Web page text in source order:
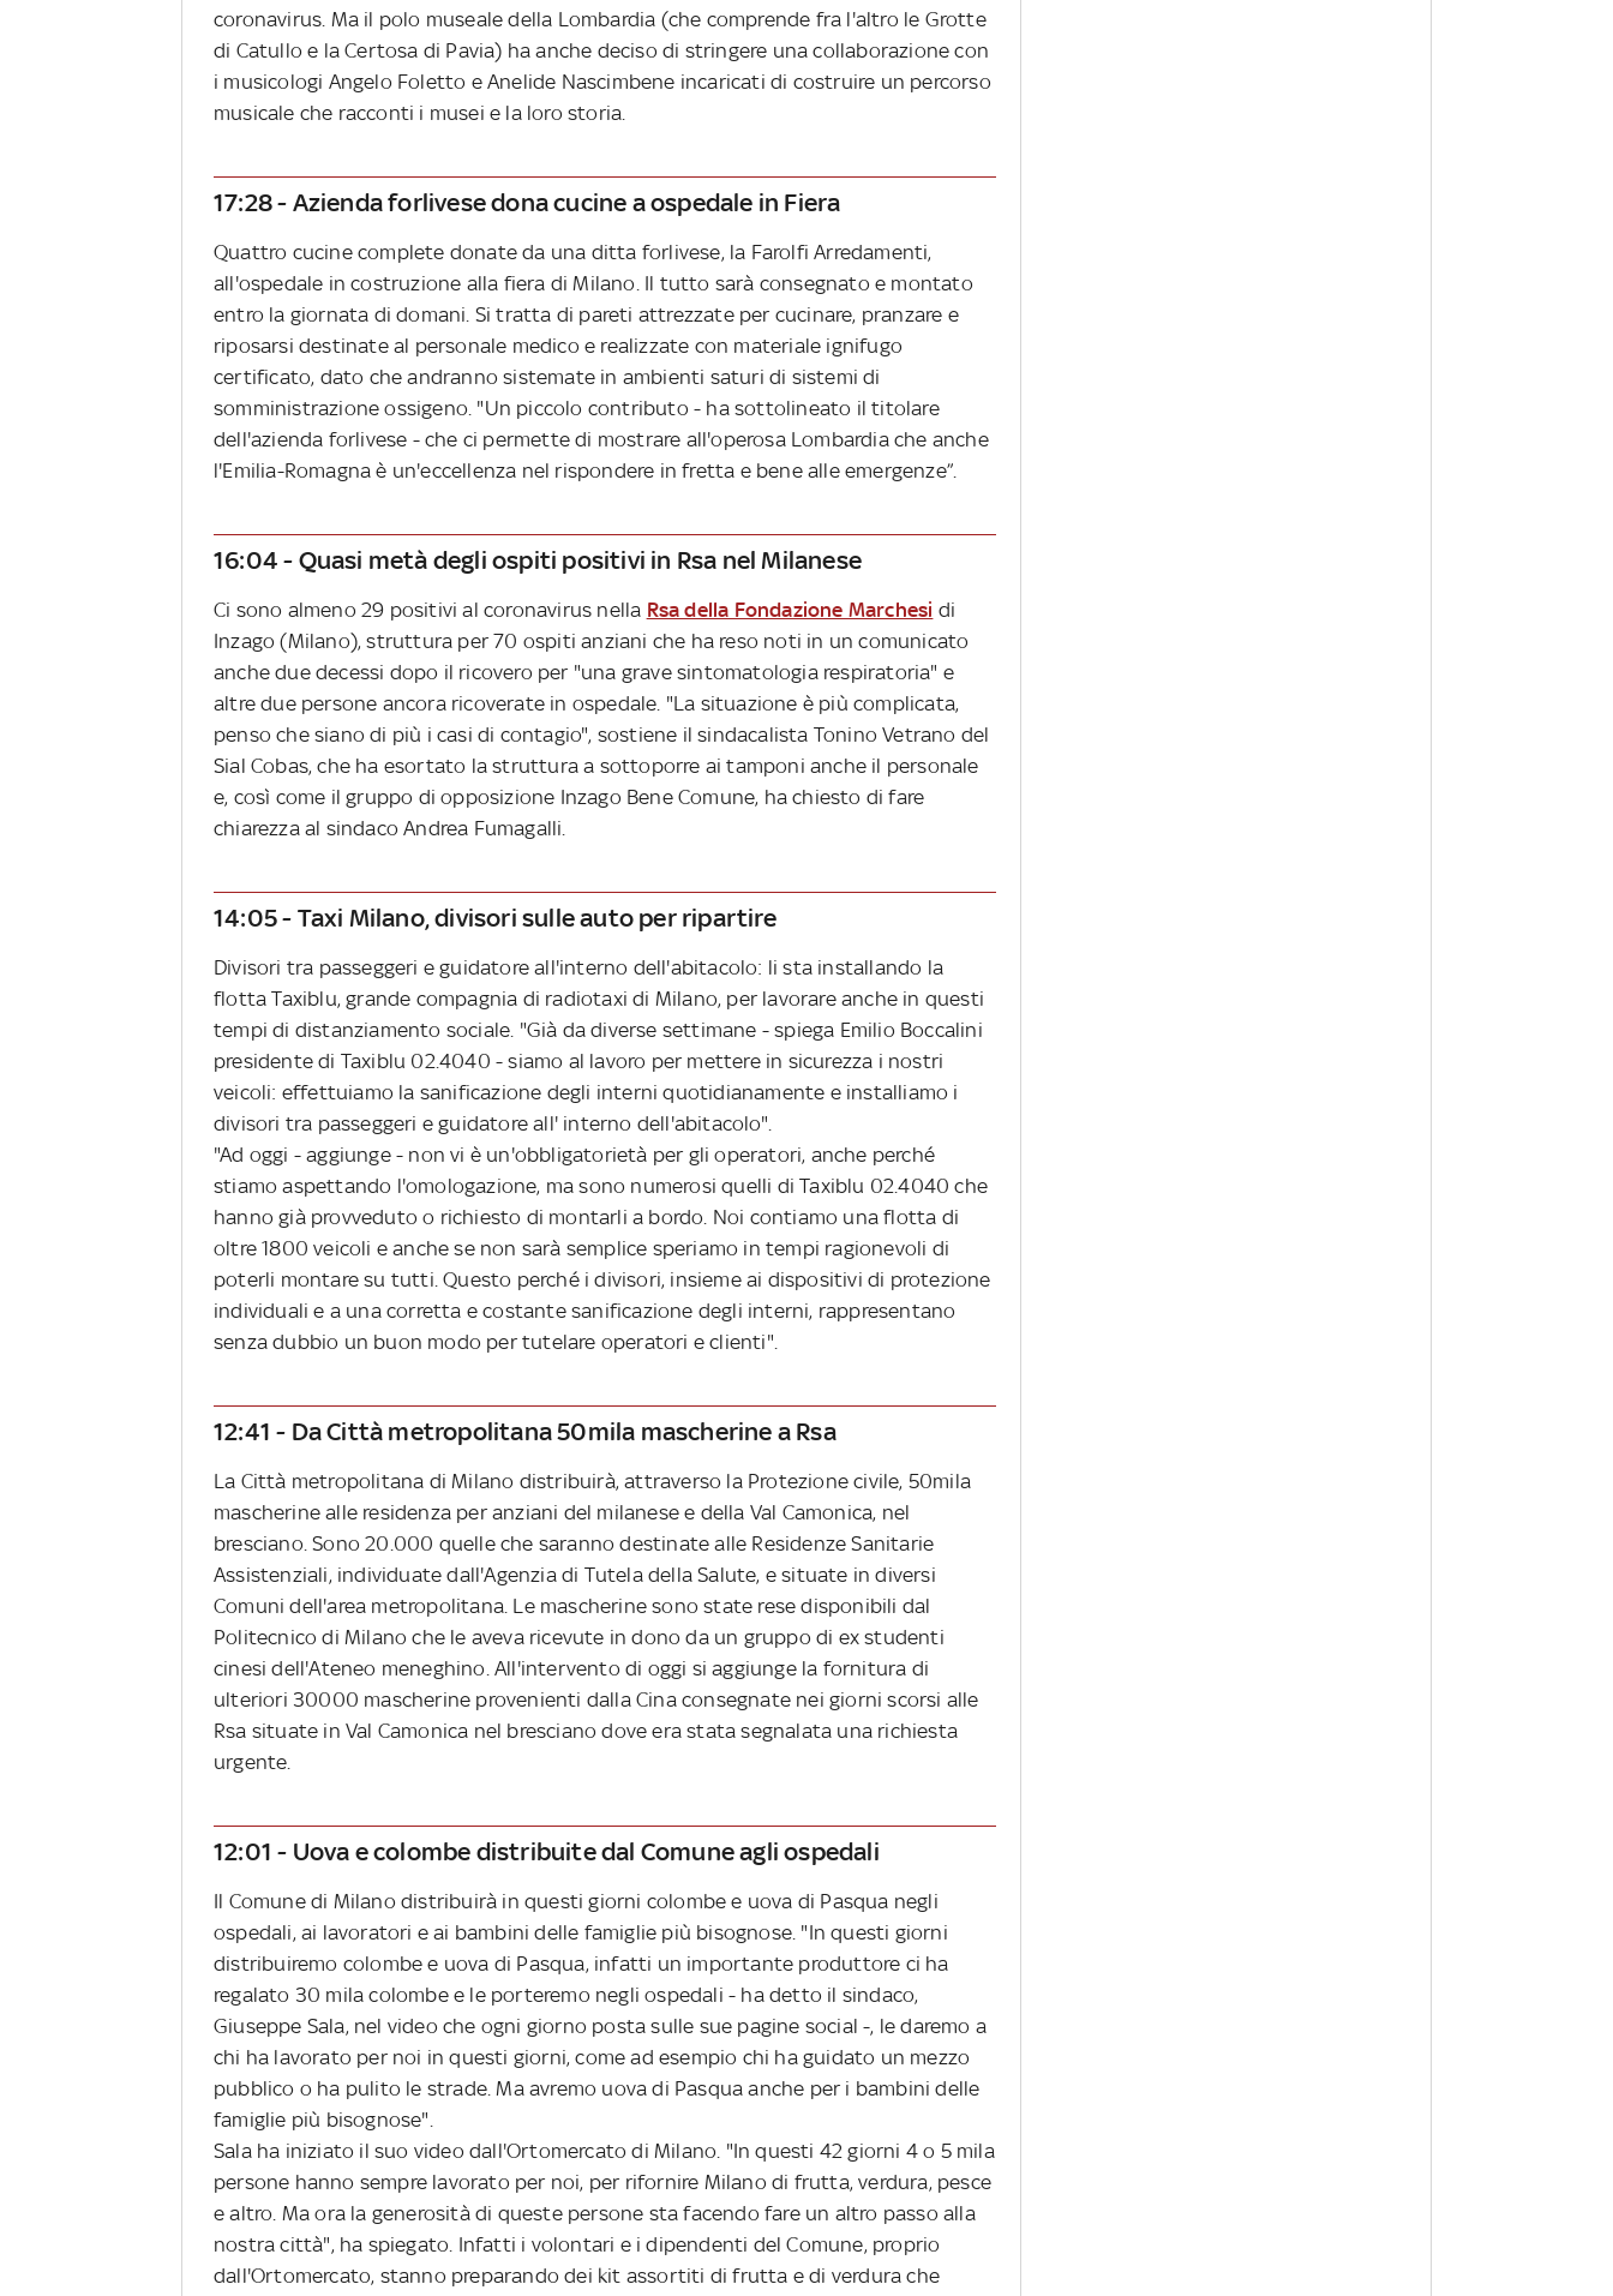
coronavirus. Ma il polo museale della Lombardia (che comprende fra l'altro le Grotte
di Catullo e la Certosa di Pavia) ha anche deciso di stringere una collaborazione con
i musicologi Angelo Foletto e Anelide Nascimbene incaricati di costruire un percorso
musicale che racconti i musei e la loro storia.
17:28 - Azienda forlivese dona cucine a ospedale in Fiera
Quattro cucine complete donate da una ditta forlivese, la Farolfi Arredamenti,
all'ospedale in costruzione alla fiera di Milano. Il tutto sarà consegnato e montato
entro la giornata di domani. Si tratta di pareti attrezzate per cucinare, pranzare e
riposarsi destinate al personale medico e realizzate con materiale ignifugo
certificato, dato che andranno sistemate in ambienti saturi di sistemi di
somministrazione ossigeno. "Un piccolo contributo - ha sottolineato il titolare
dell'azienda forlivese - che ci permette di mostrare all'operosa Lombardia che anche
l'Emilia-Romagna è un'eccellenza nel rispondere in fretta e bene alle emergenze”.
16:04 - Quasi metà degli ospiti positivi in Rsa nel Milanese
Ci sono almeno 29 positivi al coronavirus nella Rsa della Fondazione Marchesi di
Inzago (Milano), struttura per 70 ospiti anziani che ha reso noti in un comunicato
anche due decessi dopo il ricovero per "una grave sintomatologia respiratoria" e
altre due persone ancora ricoverate in ospedale. "La situazione è più complicata,
penso che siano di più i casi di contagio", sostiene il sindacalista Tonino Vetrano del
Sial Cobas, che ha esortato la struttura a sottoporre ai tamponi anche il personale
e, così come il gruppo di opposizione Inzago Bene Comune, ha chiesto di fare
chiarezza al sindaco Andrea Fumagalli.
14:05 - Taxi Milano, divisori sulle auto per ripartire
Divisori tra passeggeri e guidatore all'interno dell'abitacolo: li sta installando la
flotta Taxiblu, grande compagnia di radiotaxi di Milano, per lavorare anche in questi
tempi di distanziamento sociale. "Già da diverse settimane - spiega Emilio Boccalini
presidente di Taxiblu 02.4040 - siamo al lavoro per mettere in sicurezza i nostri
veicoli: effettuiamo la sanificazione degli interni quotidianamente e installiamo i
divisori tra passeggeri e guidatore all' interno dell'abitacolo".
"Ad oggi - aggiunge - non vi è un'obbligatorietà per gli operatori, anche perché
stiamo aspettando l'omologazione, ma sono numerosi quelli di Taxiblu 02.4040 che
hanno già provveduto o richiesto di montarli a bordo. Noi contiamo una flotta di
oltre 1800 veicoli e anche se non sarà semplice speriamo in tempi ragionevoli di
poterli montare su tutti. Questo perché i divisori, insieme ai dispositivi di protezione
individuali e a una corretta e costante sanificazione degli interni, rappresentano
senza dubbio un buon modo per tutelare operatori e clienti".
12:41 - Da Città metropolitana 50mila mascherine a Rsa
La Città metropolitana di Milano distribuirà, attraverso la Protezione civile, 50mila
mascherine alle residenza per anziani del milanese e della Val Camonica, nel
bresciano. Sono 20.000 quelle che saranno destinate alle Residenze Sanitarie
Assistenziali, individuate dall'Agenzia di Tutela della Salute, e situate in diversi
Comuni dell'area metropolitana. Le mascherine sono state rese disponibili dal
Politecnico di Milano che le aveva ricevute in dono da un gruppo di ex studenti
cinesi dell'Ateneo meneghino. All'intervento di oggi si aggiunge la fornitura di
ulteriori 30000 mascherine provenienti dalla Cina consegnate nei giorni scorsi alle
Rsa situate in Val Camonica nel bresciano dove era stata segnalata una richiesta
urgente.
12:01 - Uova e colombe distribuite dal Comune agli ospedali
Il Comune di Milano distribuirà in questi giorni colombe e uova di Pasqua negli
ospedali, ai lavoratori e ai bambini delle famiglie più bisognose. "In questi giorni
distribuiremo colombe e uova di Pasqua, infatti un importante produttore ci ha
regalato 30 mila colombe e le porteremo negli ospedali - ha detto il sindaco,
Giuseppe Sala, nel video che ogni giorno posta sulle sue pagine social -, le daremo a
chi ha lavorato per noi in questi giorni, come ad esempio chi ha guidato un mezzo
pubblico o ha pulito le strade. Ma avremo uova di Pasqua anche per i bambini delle
famiglie più bisognose".
Sala ha iniziato il suo video dall'Ortomercato di Milano. "In questi 42 giorni 4 o 5 mila
persone hanno sempre lavorato per noi, per rifornire Milano di frutta, verdura, pesce
e altro. Ma ora la generosità di queste persone sta facendo fare un altro passo alla
nostra città", ha spiegato. Infatti i volontari e i dipendenti del Comune, proprio
dall'Ortomercato, stanno preparando dei kit assortiti di frutta e di verdura che